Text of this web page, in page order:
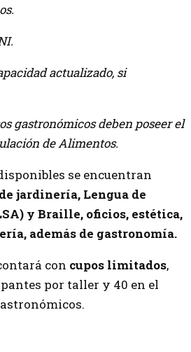
actualizado, si
gastronómicos deben poseer el
de Alimentos.
se encuentran
jardinería, Lengua de
y Braille, oficios, estética,
además de gastronomía.
con cupos limitados,
por taller y 40 en el